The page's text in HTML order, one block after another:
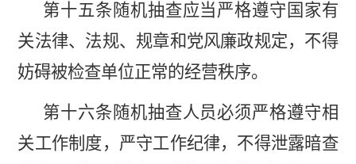
第十五条随机抽查应当严格遵守国家有
关法律、法规、规章和党风廉政规定，不得
妨碍被检查单位正常的经营秩序。
第十六条随机抽查人员必须严格遵守相
关工作制度，严守工作纪律，不得泄露暗查